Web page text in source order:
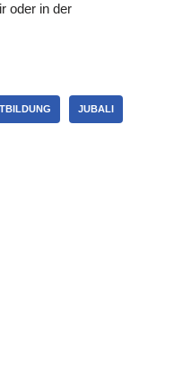
oder in der
JUBALI